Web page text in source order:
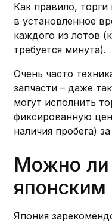
Как правило,
в установленное
каждого из лотов
требуется минута).
Очень часто
запчасти – даже
могут исполнить
фиксированную
наличия пробега)
Можно ли
японским
Япония